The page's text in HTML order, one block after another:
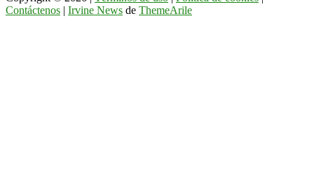
Contáctenos | Irvine News de ThemeArile